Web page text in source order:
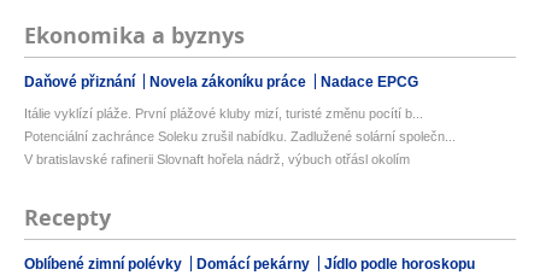
Ekonomika a byznys
Daňové přiznání Novela zákoníku práce Nadace EPCG
Itálie vyklízí pláže. První plážové kluby mizí, turisté změnu pocítí b...
Potenciální zachránce Soleku zrušil nabídku. Zadlužené solární společn...
V bratislavské rafinerii Slovnaft hořela nádrž, výbuch otřásl okolím
Recepty
Oblíbené zimní polévky Domácí pekárny Jídlo podle horoskopu